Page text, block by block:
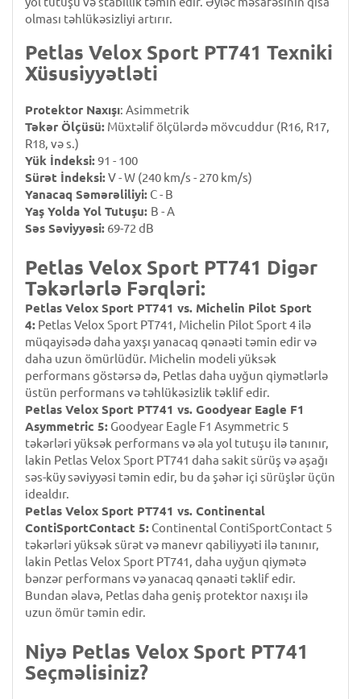
olması təhlükəsizliyi artırır.
Petlas Velox Sport PT741 Texniki
Xüsusiyyətləti
Protektor Naxışı: Asimmetrik
Təkər Ölçüsü: Müxtəlif ölçülərdə mövcuddur (R16, R17,
R18, və s.)
Yük İndeksi:91 - 100
Sürət İndeksi:V - W (240 km/s - 270 km/s)
Yanacaq Səmərəliliyi: C - B
Yaş Yolda Yol Tutuşu: B - A
Səs Səviyyəsi: 69-72 dB
Petlas Velox Sport PT741 Digər
Təkərlərlə Fərqləri:
Petlas Velox Sport PT741 vs. Michelin Pilot Sport
4: Petlas Velox Sport PT741, Michelin Pilot Sport 4 ilə
müqayisədə daha yaxşı yanacaq qənaəti təmin edir və
daha uzun ömürlüdür. Michelin modeli yüksək
performans göstərsə də, Petlas daha uyğun qiymətlərlə
üstün performans və təhlükəsizlik təklif edir.
Petlas Velox Sport PT741 vs. Goodyear Eagle F1
Asymmetric 5: Goodyear Eagle F1 Asymmetric 5
təkərləri yüksək performans və əla yol tutuşu ilə tanınır,
lakin Petlas Velox Sport PT741 daha sakit sürüş və aşağı
səs-küy səviyyəsi təmin edir, bu da şəhər içi sürüşlər üçün
idealdır.
Petlas Velox Sport PT741 vs. Continental
ContiSportContact 5: Continental ContiSportContact 5
təkərləri yüksək sürət və manevr qabiliyyəti ilə tanınır,
lakin Petlas Velox Sport PT741, daha uyğun qiymətə
bənzər performans və yanacaq qənaəti təklif edir.
Bundan əlavə, Petlas daha geniş protektor naxışı ilə
uzun ömür təmin edir.
Niyə Petlas Velox Sport PT741
Seçməlisiniz?